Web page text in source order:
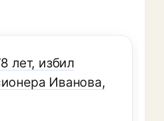
лет, избил
Иванова,